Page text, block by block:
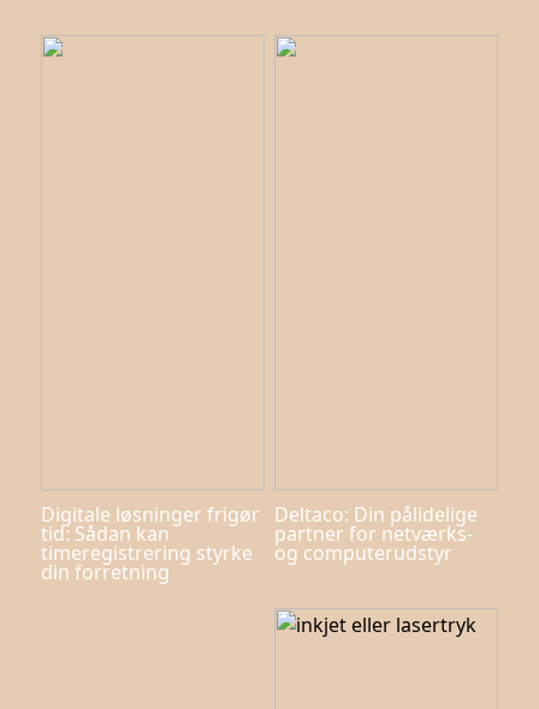
Digitale løsninger frigør
tid: Sådan kan
timeregistrering styrke
din forretning
Deltaco: Din pålidelige
partner for netværks-
og computerudstyr